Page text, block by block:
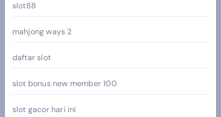
slot88
mahjong ways 2
daftar slot
slot bonus new member 100
slot gacor hari ini